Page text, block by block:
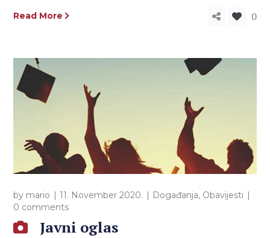
Read More 0
by mario 11. November 2020. Događanja, Obavijesti
0 comments
Javni oglas